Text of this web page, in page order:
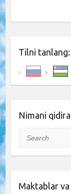
Tilni tanlang:
Nimani
Search
Maktablar